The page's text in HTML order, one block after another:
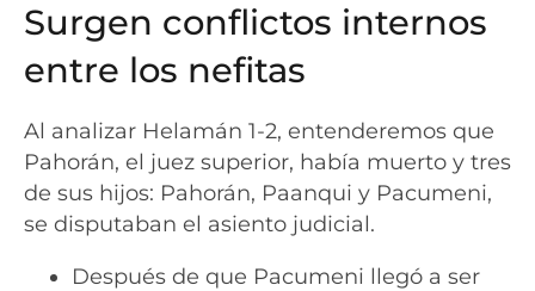
Surgen conflictos internos
entre los nefitas
Al analizar Helamán 1-2, entenderemos que
Pahorán, el juez superior, había muerto y tres
de sus hijos: Pahorán, Paanqui y Pacumeni,
se disputaban el asiento judicial.
Después de que Pacumeni llegó a ser